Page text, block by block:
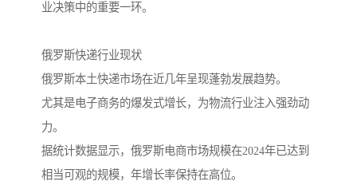
业决策中的重要一环。
俄罗斯快递行业现状
俄罗斯本土快递市场在近几年呈现蓬勃发展趋势。
尤其是电子商务的爆发式增长，为物流行业注入强劲动
力。
据统计数据显示，俄罗斯电商市场规模在2024年已达到
相当可观的规模，年增长率保持在高位。